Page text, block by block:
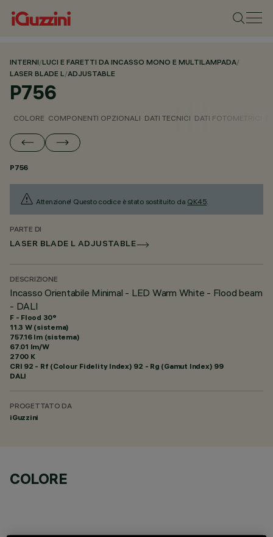
INTERNI/LUCI E FARETTI DA INCASSO MONO E MULTILAMPADA/
LASER BLADE L/ADJUSTABLE
P756
COLORE COMPONENTI OPZIONALI DATI TECNICI DATI FOTOMETRICI
P756
Attenzione! Questo codice è stato sostituito da QK45.
PARTE DI
LASER BLADE L ADJUSTABLE
DESCRIZIONE
Incasso Orientabile Minimal - LED Warm White - Flood beam
- DALI
F - Flood 30°
11.3 W (sistema)
757.16 lm (sistema)
67.01 lm/W
2700 K
CRI 92 - Rf (Colour Fidelity Index) 92 - Rg (Gamut Index) 99
DALI
PROGETTATO DA
iGuzzini
COLORE